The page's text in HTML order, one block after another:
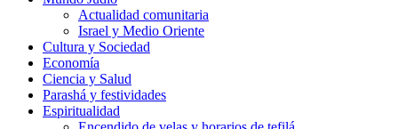
Actualidad comunitaria
Israel y Medio Oriente
Cultura y Sociedad
Economía
Ciencia y Salud
Parashá y festividades
Espiritualidad